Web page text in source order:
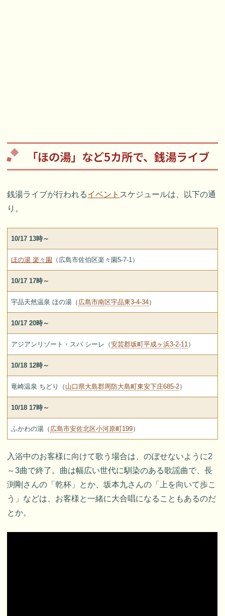
「ほの湯」など5カ所で、銭湯ライブ
銭湯ライブが行われるイベント スケジュールは、以下の通
り。
10/17 13時～
ほの湯 楽々園 （広島市佐伯区楽々園5-7-1）
10/17 17時～
宇品天然温泉 ほの湯（ 広島市南区宇品東3-4-34）
10/17 20時～
アジアンリゾート・スパ シーレ（安芸郡坂町平成ヶ浜3-2-11 ）
10/18 12時～
竜崎温泉 ちどり（ 山口県大島郡周防大島町東安下庄685-2）
10/18 17時～
ふかわの湯（ 広島市安佐北区小河原町199）
入浴中のお客様に向けて歌う場合は、のぼせないように2
～3曲で終了。曲は幅広い世代に馴染のある歌謡曲で、長
渕剛さんの「乾杯」とか、坂本九さんの「上を向いて歩こ
う」などは、お客様と一緒に大合唱になることもあるのだ
とか。